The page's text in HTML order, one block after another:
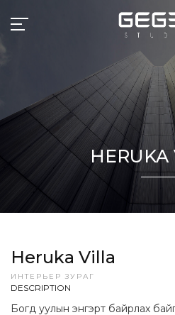
Heruka Villa
ИНТЕРЬЕР ЗУРАГ
DESCRIPTION
Богд уулын энгэрт байрлах